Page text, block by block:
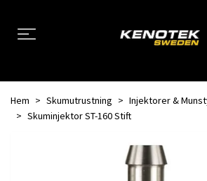
Hem Skumutrustning
Injektorer &
Skuminjektor ST-160 Stift